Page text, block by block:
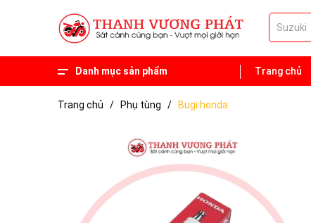
Danh mục sản phẩm Trang chủ
Trang chủ / Phụ tùng / Bugi honda